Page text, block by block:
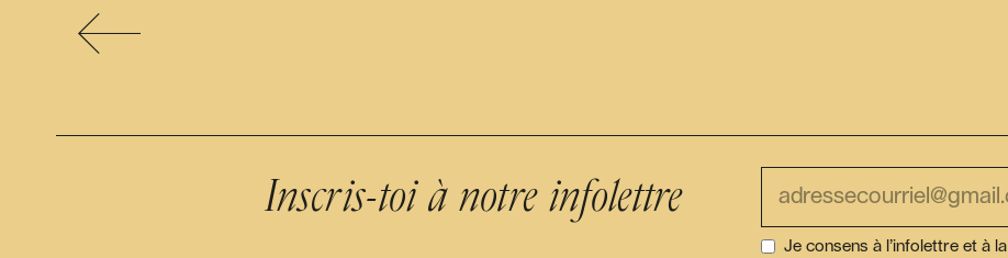
Inscris-toi à notre infolettre
Je consens à l’infolettre et à la